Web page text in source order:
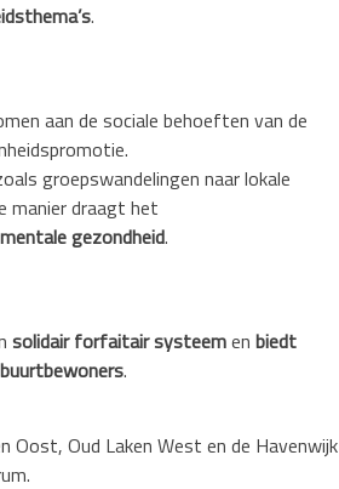
.
aan de sociale behoeften van de
groepswandelingen naar lokale
manier draagt het
gezondheid.
solidair forfaitair systeem en biedt
.
Oost, Oud Laken West en de Havenwijk